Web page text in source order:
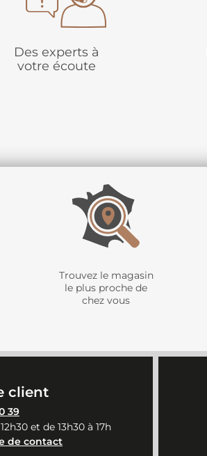
Des experts à
votre écoute
Trouvez le magasin
le plus proche de
chez vous
client
39
et de 13h30 à 17h
de contact